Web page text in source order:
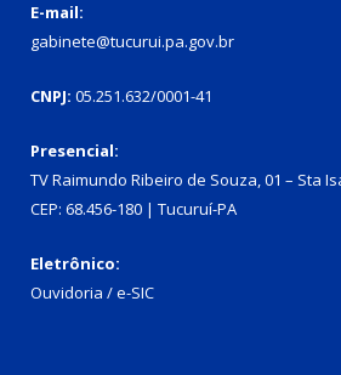
E-mail:
gabinete@tucurui.pa.gov.br
CNPJ: 05.251.632/0001-41
Presencial:
TV Raimundo Ribeiro de Souza, 01 – Sta
CEP: 68.456-180 | Tucuruí-PA
Eletrônico:
Ouvidoria /e-SIC